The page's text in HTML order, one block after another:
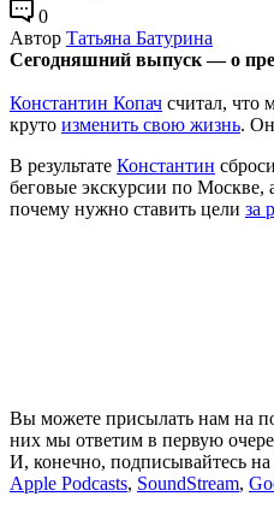
0
Автор Татьяна Батурина
Сегодняшний выпуск — о
Константин Копач считал, что
круто изменить свою жизнь.
В результате Константин
беговые экскурсии по Москве,
почему нужно ставить цели за
Вы можете присылать нам на
них мы ответим в первую
И, конечно, подписывайтесь
Apple Podcasts, SoundStream,